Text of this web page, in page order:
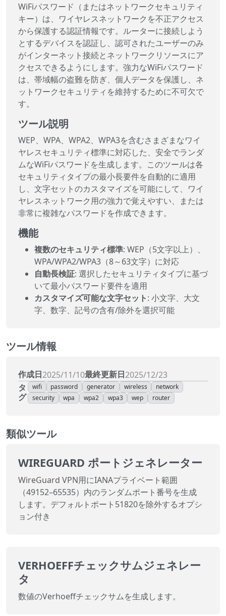
WiFiパスワード（またはネットワークセキュリティ
キー）は、ワイヤレスネットワークを不正アクセス
から保護する認証情報です。ルーターに接続しよう
とするデバイスを認証し、認可されたユーザーのみ
がインターネット接続とネットワークリソースにア
クセスできるようにします。強力なWiFiパスワード
は、帯域幅の盗難を防ぎ、個人データを保護し、ネ
ットワークセキュリティを維持するために不可欠で
す。
ツール説明
WEP、WPA、WPA2、WPA3を含むさまざまなワイ
ヤレスセキュリティ標準に対応した、安全でランダ
ムなWiFiパスワードを生成します。このツールは各
セキュリティタイプの最小長要件を自動的に適用
し、文字セットのカスタマイズを可能にして、ワイ
ヤレスネットワーク用の強力で覚えやすい、または
非常に複雑なパスワードを作成できます。
機能
複数のセキュリティ標準: WEP（5文字以上）、
WPA/WPA2/WPA3（8～63文字）に対応
自動長検証: 選択したセキュリティタイプに基づ
いて最小パスワード要件を適用
カスタマイズ可能な文字セット: 小文字、大文
字、数字、記号の含有/除外を選択可能
ツール情報
作成日2025/11/10最終更新日2025/12/23
タ
グ
wifi password generator wireless
network
security
wpa wpa2 wpa3 wep router
類似ツール
WIREGUARD ポートジェネレーター
WireGuard VPN用にIANAプライベート範囲
（49152–65535）内のランダムポート番号を生成
します。デフォルトポート51820を除外するオプシ
ョン付き
VERHOEFFチェックサムジェネレー
タ
数値のVerhoeffチェックサムを生成します。